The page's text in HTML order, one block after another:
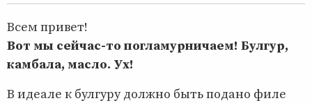
Всем привет!
Вот мы сейчас-то погламурничаем! Булгур,
камбала, масло. Ух!
В идеале к булгуру должно быть подано филе